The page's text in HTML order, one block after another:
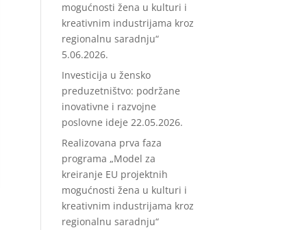
mogućnosti žena u kulturi i
kreativnim industrijama kroz
regionalnu saradnju“
5.06.2026.
Investicija u žensko
preduzetništvo: podržane
inovativne i razvojne
poslovne ideje 22.05.2026.
Realizovana prva faza
programa „Model za
kreiranje EU projektnih
mogućnosti žena u kulturi i
kreativnim industrijama kroz
regionalnu saradnju“